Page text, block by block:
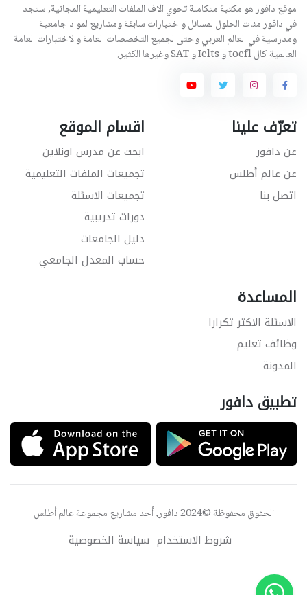
موقع دافور هو مكتبة متكاملة تحوي الاف الملفات التعليمية المجانية, ستجد
في دافور مئات الحلول لمسائل واختبارات سابقة ومشاريع لمواد جامعية
ومدرسية في العالم العربي وحتى لجميع التخصصات العامة والاختبارات العامة
العالمية كال toefl و Ielts و SAT وغيرها الكثير.
تعرّف علينا
عن دافور
عن عالم أطلس
اتصل بنا
اقسام الموقع
ابحث عن مدرس اونلاين
تجميعات الملفات التعليمية
تجميعات الاسئلة
دورات تدريبية
دليل الجامعات
حساب المعدل الجامعي
المساعدة
الاسئلة الاكثر تكرارا
وظائف تعليم
المدونة
تطبيق دافور
الحقوق محفوظة ©2024 دافور, أحد مشاريع مجموعة عالم أطلس
شروط الاستخدام سياسة الخصوصية